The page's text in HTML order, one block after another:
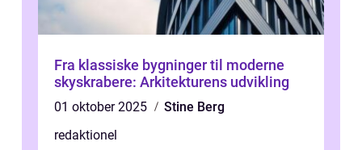
Fra klassiske bygninger til moderne
skyskrabere: Arkitekturens udvikling
01 oktober 2025
Stine Berg
redaktionel